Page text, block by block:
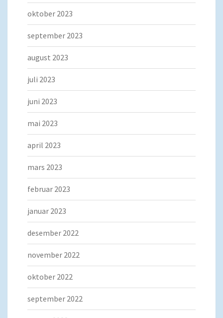
oktober 2023
september 2023
august 2023
juli 2023
juni 2023
mai 2023
april 2023
mars 2023
februar 2023
januar 2023
desember 2022
november 2022
oktober 2022
september 2022